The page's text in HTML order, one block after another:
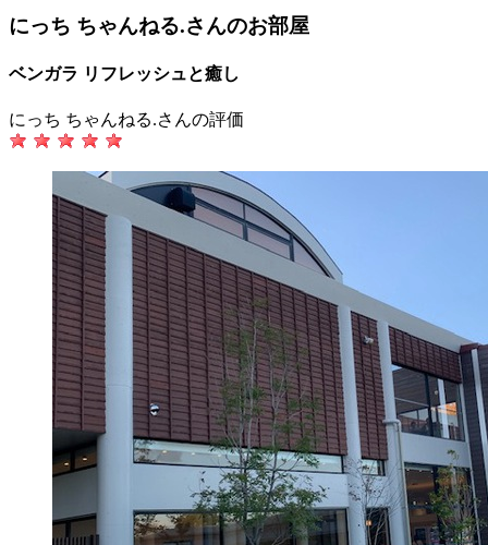
にっち ちゃんねる.さんのお部屋
ベンガラ リフレッシュと癒し
にっち ちゃんねる.さんの評価